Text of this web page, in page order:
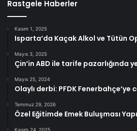
Rastgele Haberler
Kasım 1, 2025
Isparta’da Kaçak Alkol ve Tütün
Mayıs 3, 2025
Çin’in ABD ile tarife pazarlığında
Mayıs 25, 2024
Olaylı derbi: PFDK Fenerbahçe’ye
Temmuz 29, 2026
Özel Eğitimde Emek Buluşması
Kasım 24, 2025